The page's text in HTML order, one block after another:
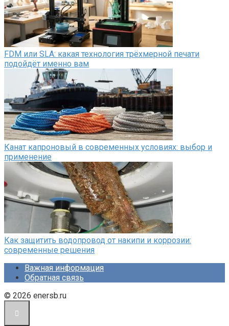
FDM или SLA: какая технология трёхмерной печати
подойдёт именно вам
Канат капроновый в современных условиях: выбор и
применение
Как защитить водопровод от накипи и коррозии:
современные решения
Важная информация
Обратная связь
© 2026 enersb.ru